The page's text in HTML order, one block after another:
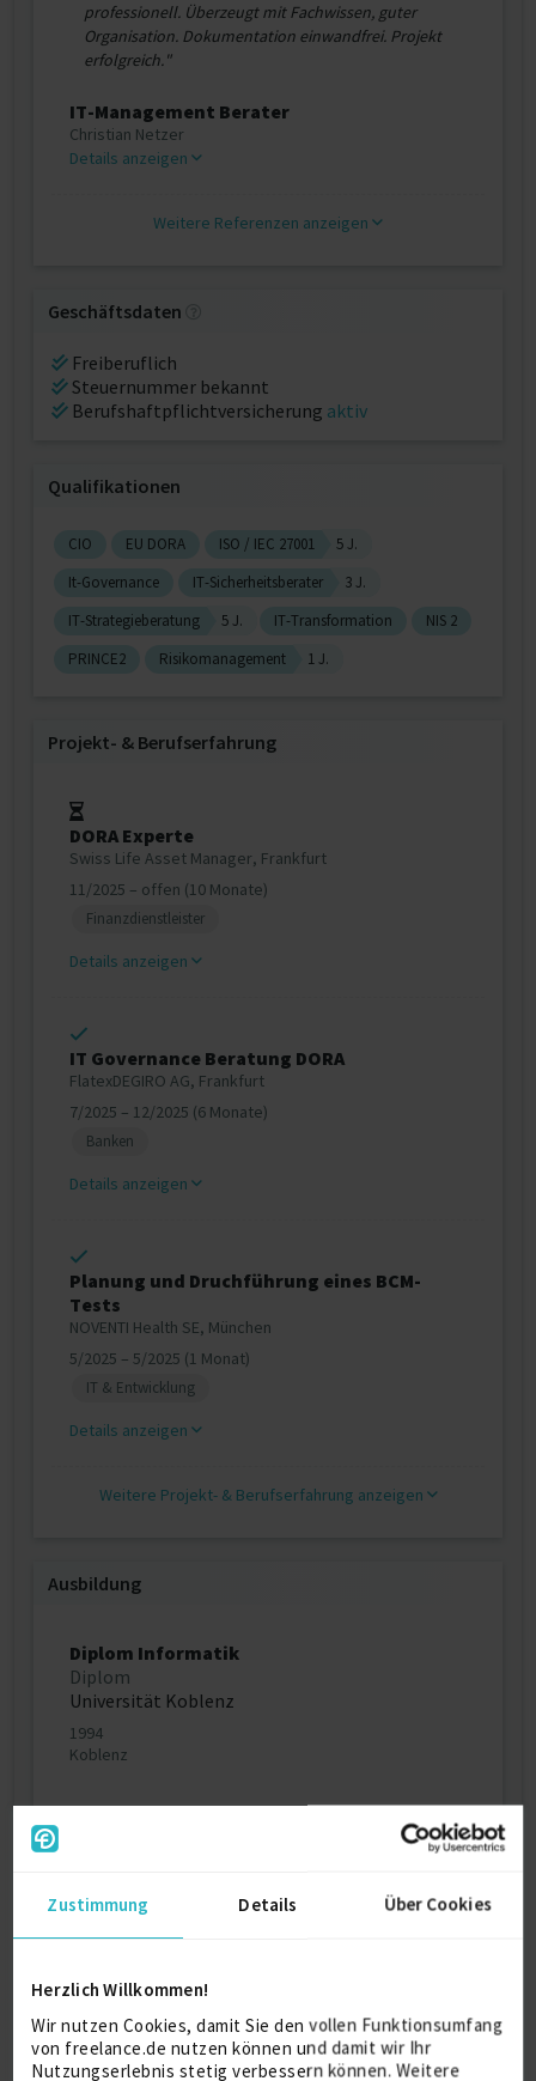
Zustimmung Details Über Cookies
Herzlich Willkommen!
Wir nutzen Cookies, damit Sie den vollen Funktionsumfang
von freelance.de nutzen können und damit wir Ihr
Nutzungserlebnis stetig verbessern können. Weitere
professionell. Überzeugt mit Fachwissen, guter
Organisation. Dokumentation einwandfrei. Projekt
erfolgreich."
IT-Management Berater
Christian Netzer
Details anzeigen
Weitere Referenzen anzeigen
Geschäftsdaten
Freiberuflich
Steuernummer bekannt
Berufshaftpflichtversicherung aktiv
Qualifikationen
CIO EU DORA ISO / IEC 27001
5 J.
It-Governance
IT-Sicherheitsberater
3 J.
IT-Strategieberatung
5 J. IT-Transformation
NIS 2
PRINCE2
Risikomanagement 1 J.
Projekt‐ & Berufserfahrung
DORA Experte
Swiss Life Asset Manager, Frankfurt
11/2025 – offen (10 Monate)
Finanzdienstleister
Details anzeigen
IT Governance Beratung DORA
FlatexDEGIRO AG, Frankfurt
7/2025 – 12/2025 (6 Monate)
Banken
Details anzeigen
Planung und Druchführung eines BCM-
Tests
NOVENTI Health SE, München
5/2025 – 5/2025 (1 Monat)
IT & Entwicklung
Details anzeigen
Weitere Projekt‐ & Berufserfahrung anzeigen
Ausbildung
Diplom Informatik
Diplom
Universität Koblenz
1994
Koblenz
Über mich
Nach langjähriger Tätigkeit als CEO und CIO in IT-,
Finance und Healthcare bin ich seit Anfang 2024
mit den Themen DORA, ISMS / ISO 27001, IT- und
In diesem Kontext bereite ich auch C5-Testierungen
vor, damit diese reibungslos vom WP abgenommen